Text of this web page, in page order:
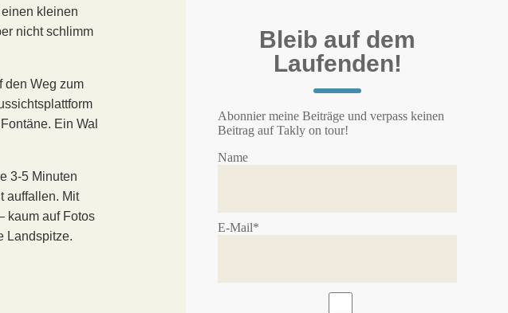
kleinen
nicht schlimm
den Weg zum
Ein Wal
3-5 Minuten
auffallen. Mit
kaum auf Fotos
Landspitze.
Bleib auf dem
Laufenden!
Abonnier meine Beiträge und verpass keinen
Beitrag auf Takly on tour!
Name
E-Mail*